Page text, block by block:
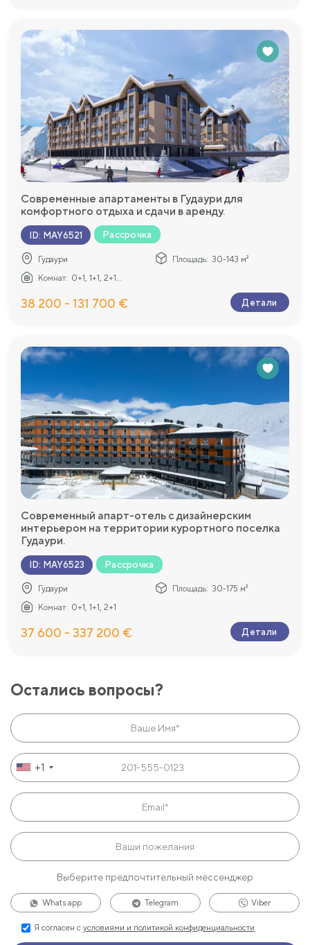
Современные апартаменты в Гудаури для
комфортного отдыха и сдачи в аренду.
ID: MAY6521 Рассрочка
Гудаури Площадь: 30-143 м²
Комнат: 0+1, 1+1, 2+1...
38 200 - 131 700 € Детали
Современный апарт-отель с дизайнерским
интерьером на территории курортного поселка
Гудаури.
ID: MAY6523 Рассрочка
Гудаури Площадь: 30-175 м²
Комнат: 0+1, 1+1, 2+1
37 600 - 337 200 € Детали
Остались вопросы?
+1
Выберите предпочтительный мессенджер
Whats app Telegram Viber
Я согласен с условиями и политикой конфиденциальности